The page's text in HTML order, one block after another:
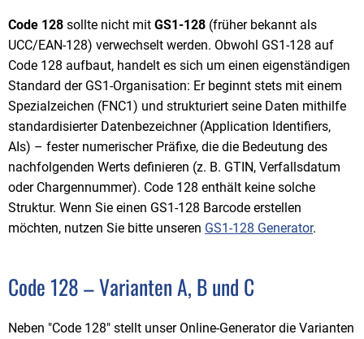
Code 128 sollte nicht mit GS1-128 (früher bekannt als
UCC/EAN-128) verwechselt werden. Obwohl GS1-128 auf
Code 128 aufbaut, handelt es sich um einen eigenständigen
Standard der GS1-Organisation: Er beginnt stets mit einem
Spezialzeichen (FNC1) und strukturiert seine Daten mithilfe
standardisierter Datenbezeichner (Application Identifiers,
AIs) – fester numerischer Präfixe, die die Bedeutung des
nachfolgenden Werts definieren (z. B. GTIN, Verfallsdatum
oder Chargennummer). Code 128 enthält keine solche
Struktur. Wenn Sie einen GS1-128 Barcode erstellen
möchten, nutzen Sie bitte unseren GS1-128 Generator.
Code 128 – Varianten A, B und C
Neben "Code 128" stellt unser Online-Generator die Varianten